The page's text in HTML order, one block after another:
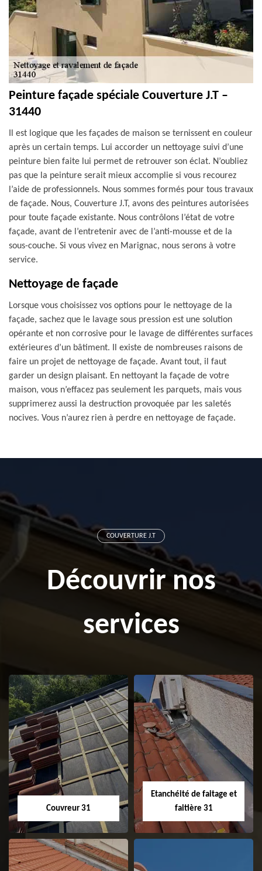
Peinture façade spéciale Couverture J.T –
31440
Il est logique que les façades de maison se ternissent en couleur
après un certain temps. Lui accorder un nettoyage suivi d’une
peinture bien faite lui permet de retrouver son éclat. N’oubliez
pas que la peinture serait mieux accomplie si vous recourez
l’aide de professionnels. Nous sommes formés pour tous travaux
de façade. Nous, Couverture J.T, avons des peintures autorisées
pour toute façade existante. Nous contrôlons l’état de votre
façade, avant de l’entretenir avec de l’anti-mousse et de la
sous-couche. Si vous vivez en Marignac, nous serons à votre
service.
Nettoyage de façade
Lorsque vous choisissez vos options pour le nettoyage de la
façade, sachez que le lavage sous pression est une solution
opérante et non corrosive pour le lavage de différentes surfaces
extérieures d’un bâtiment. Il existe de nombreuses raisons de
faire un projet de nettoyage de façade. Avant tout, il faut
garder un design plaisant. En nettoyant la façade de votre
maison, vous n’effacez pas seulement les parquets, mais vous
supprimerez aussi la destruction provoquée par les saletés
nocives. Vous n’aurez rien à perdre en nettoyage de façade.
COUVERTURE J.T
Découvrir nos
services
Couvreur 31
Etanchéité de faitage et
faitière 31